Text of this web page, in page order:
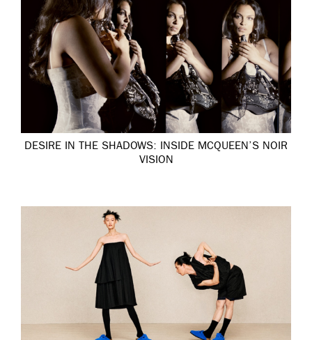
DESIRE IN THE SHADOWS: INSIDE MCQUEEN’S NOIR
VISION